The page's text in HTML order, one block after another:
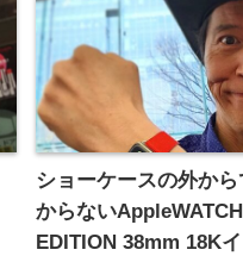
ショーケースの外か
からないAppleWATCH
EDITION 38mm 18K